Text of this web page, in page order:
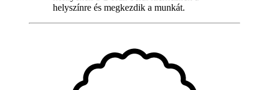
helyszínre és megkezdik a munkát.